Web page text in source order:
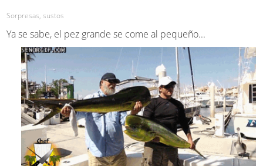
Sorpresas, sustos
Ya se sabe, el pez grande se come al pequeño...